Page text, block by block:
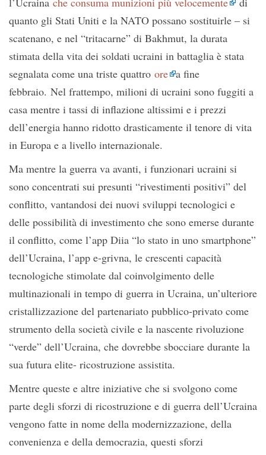
quanto gli Stati Uniti e la NATO possano sostituirle – si
scatenano, e nel “tritacarne” di Bakhmut, la durata
stimata della vita dei soldati ucraini in battaglia è stata
segnalata come una triste quattro ore a fine
febbraio. Nel frattempo, milioni di ucraini sono fuggiti a
casa mentre i tassi di inflazione altissimi e i prezzi
dell’energia hanno ridotto drasticamente il tenore di vita
in Europa e a livello internazionale.
Ma mentre la guerra va avanti, i funzionari ucraini si
sono concentrati sui presunti “rivestimenti positivi” del
conflitto, vantandosi dei nuovi sviluppi tecnologici e
delle possibilità di investimento che sono emerse durante
il conflitto, come l’app Diia “lo stato in uno smartphone”
dell’Ucraina, l’app e-grivna, le crescenti capacità
tecnologiche stimolate dal coinvolgimento delle
multinazionali in tempo di guerra in Ucraina, un’ulteriore
cristallizzazione del partenariato pubblico-privato come
strumento della società civile e la nascente rivoluzione
“verde” dell’Ucraina, che dovrebbe sbocciare durante la
sua futura elite- ricostruzione assistita.
Mentre queste e altre iniziative che si svolgono come
parte degli sforzi di ricostruzione e di guerra dell’Ucraina
vengono fatte in nome della modernizzazione, della
convenienza e della democrazia, questi sforzi